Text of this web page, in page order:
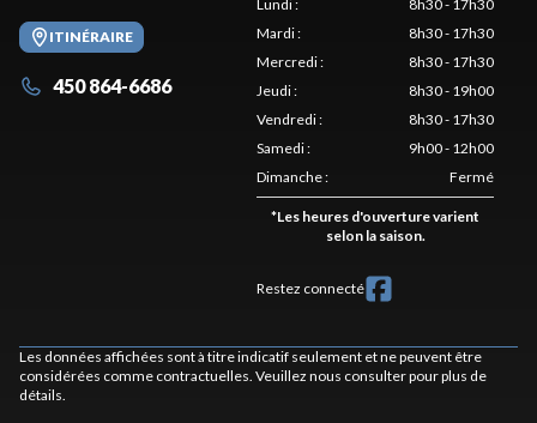
ITINÉRAIRE
450 864-6686
Lundi:
8h30 - 17h30
Mardi:
8h30 - 17h30
Mercredi:
8h30 - 17h30
Jeudi:
8h30 - 19h00
Vendredi:
8h30 - 17h30
Samedi:
9h00 - 12h00
Dimanche: Fermé
*Les heures d'ouverture varient
selon la saison.
Restez connecté
Les données affichées sont à titre indicatif seulement et ne peuvent être
considérées comme contractuelles. Veuillez nous consulter pour plus de
détails.